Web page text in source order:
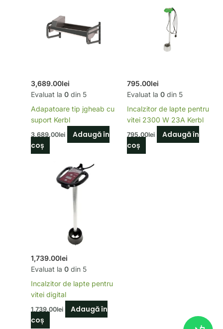
3,689.00lei
Evaluat la 0 din 5
Adapatoare tip jgheab cu
suport Kerbl
3,689.00lei
Adaugă în
coș
795.00lei
Evaluat la 0 din 5
Incalzitor de lapte pentru
vitei 2300 W 23A Kerbl
795.00lei
Adaugă în
coș
1,739.00lei
Evaluat la 0 din 5
Incalzitor de lapte pentru
vitei digital
1,739.00lei
Adaugă în
coș